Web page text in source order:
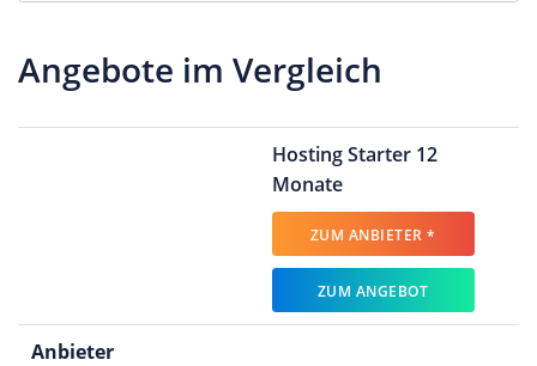
Angebote im Vergleich
Hosting Starter 12
Monate
ZUM ANBIETER *
ZUM ANGEBOT
Anbieter